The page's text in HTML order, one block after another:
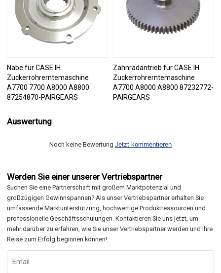
Nabe für CASE IH
Zuckerrohrerntemaschine
A7700 7700 A8000 A8800
87254870-PAIRGEARS
Zahnradantrieb für CASE IH
Zuckerrohrerntemaschine
A7700 A8000 A8800 87232772-
PAIRGEARS
Auswertung
Noch keine Bewertung Jetzt kommentieren
Werden Sie einer unserer Vertriebspartner
Suchen Sie eine Partnerschaft mit großem Marktpotenzial und
großzügigen Gewinnspannen? Als unser Vertriebspartner erhalten Sie
umfassende Marktunterstützung, hochwertige Produktressourcen und
professionelle Geschäftsschulungen. Kontaktieren Sie uns jetzt, um
mehr darüber zu erfahren, wie Sie unser Vertriebspartner werden und Ihre
Reise zum Erfolg beginnen können!